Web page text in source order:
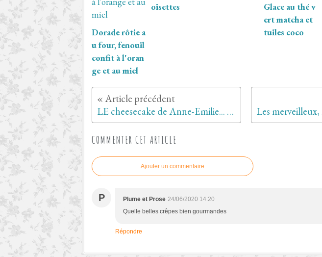
Dorade rôtie a
u four, fenouil
confit à l'oran
ge et au miel
oisettes
Glace au thé v
ert matcha et
tuiles coco
LE cheesecake de Anne-Emilie... Dessert du WE et pour les 17 ans de Noé (confinement, semaine 6)
COMMENTER CET ARTICLE
Ajouter un commentaire
P Plume et Prose 24/06/2020 14:20
Quelle belles crêpes bien gourmandes
Répondre